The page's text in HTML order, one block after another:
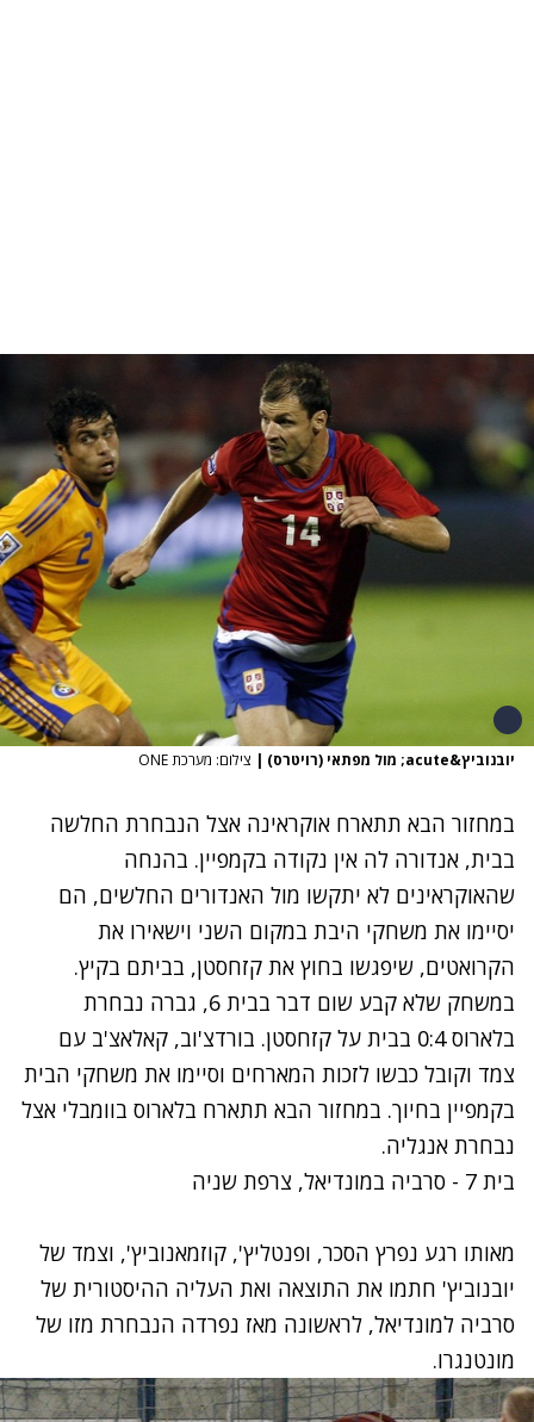
יובנוביץ&acute; מול מפתאי (רויטרס) | צילום: מערכת ONE
במחזור הבא תתארח אוקראינה אצל הנבחרת החלשה
בבית, אנדורה לה אין נקודה בקמפיין. בהנחה
שהאוקראינים לא יתקשו מול האנדורים החלשים, הם
יסיימו את משחקי היבת במקום השני וישאירו את
הקרואטים, שיפגשו בחוץ את קזחסטן, בביתם בקיץ.
במשחק שלא קבע שום דבר בבית 6, גברה נבחרת
בלארוס 0:4 בבית על קזחסטן. בורדצ'וב, קאלאצ'ב עם
צמד וקובל כבשו לזכות המארחים וסיימו את משחקי הבית
בקמפיין בחיוך. במחזור הבא תתארח בלארוס בוומבלי אצל
נבחרת אנגליה.
בית 7 - סרביה במונדיאל, צרפת שניה
מאותו רגע נפרץ הסכר, ופנטליץ', קוזמאנוביץ', וצמד של
יובנוביץ' חתמו את התוצאה ואת העליה ההיסטורית של
סרביה למונדיאל, לראשונה מאז נפרדה הנבחרת מזו של
מונטנגרו.